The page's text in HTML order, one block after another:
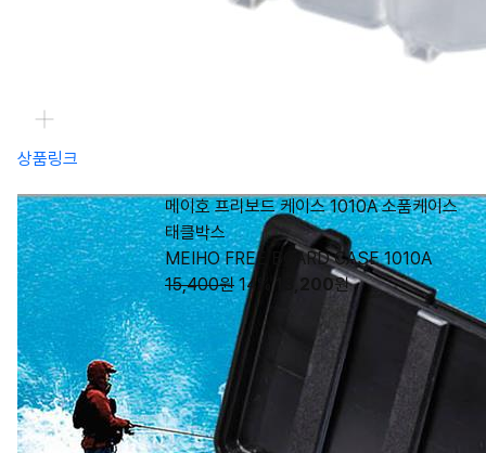
상품링크
메이호 프리보드 케이스 1010A 소품케이스
태클박스
MEIHO FREE BOARD CASE 1010A
15,400원 14% 13,200원